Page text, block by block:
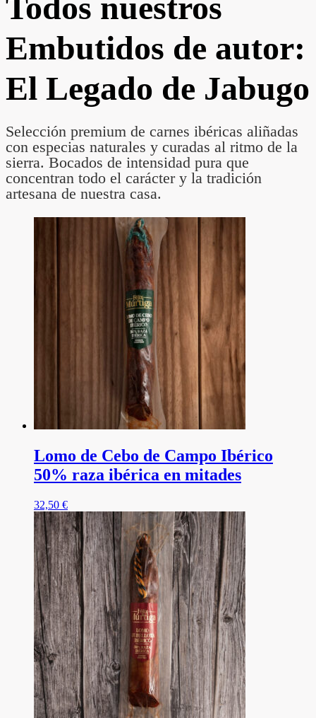
Embutidos de autor:
El Legado de Jabugo
Selección premium de carnes ibéricas aliñadas
con especias naturales y curadas al ritmo de la
sierra. Bocados de intensidad pura que
concentran todo el carácter y la tradición
artesana de nuestra casa.
Lomo de Cebo de Campo Ibérico
50% raza ibérica en mitades
32,50 €